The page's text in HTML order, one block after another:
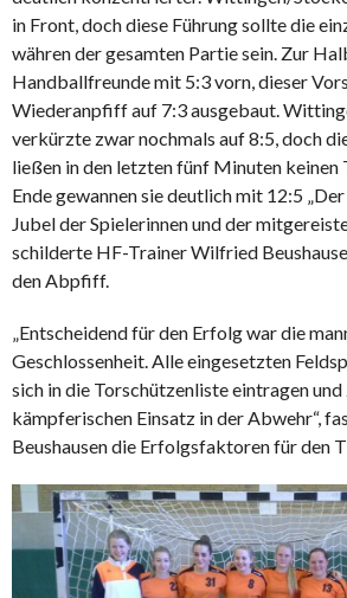
in Front, doch diese Führung sollte die
währen der gesamten Partie sein. Zur
Handballfreunde mit 5:3 vorn, dieser
Wiederanpfiff auf 7:3 ausgebaut.
verkürzte zwar nochmals auf 8:5, doch
ließen in den letzten fünf Minuten keinen
Ende gewannen sie deutlich mit 12:5
Jubel der Spielerinnen und der
schilderte HF-Trainer Wilfried
den Abpfiff.
„Entscheidend für den Erfolg war die
Geschlossenheit. Alle eingesetzten
sich in die Torschützenliste eintragen
kämpferischen Einsatz in der Abwehr“,
Beushausen die Erfolgsfaktoren für den